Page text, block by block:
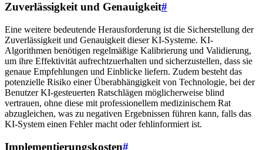
Zuverlässigkeit und Genauigkeit#
Eine weitere bedeutende Herausforderung ist die Sicherstellung der
Zuverlässigkeit und Genauigkeit dieser KI-Systeme. KI-
Algorithmen benötigen regelmäßige Kalibrierung und Validierung,
um ihre Effektivität aufrechtzuerhalten und sicherzustellen, dass sie
genaue Empfehlungen und Einblicke liefern. Zudem besteht das
potenzielle Risiko einer Überabhängigkeit von Technologie, bei der
Benutzer KI-gesteuerten Ratschlägen möglicherweise blind
vertrauen, ohne diese mit professionellem medizinischem Rat
abzugleichen, was zu negativen Ergebnissen führen kann, falls das
KI-System einen Fehler macht oder fehlinformiert ist.
Implementierungskosten#